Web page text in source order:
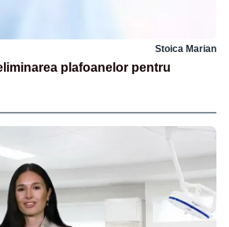
Stoica Marian
plafoanelor pentru